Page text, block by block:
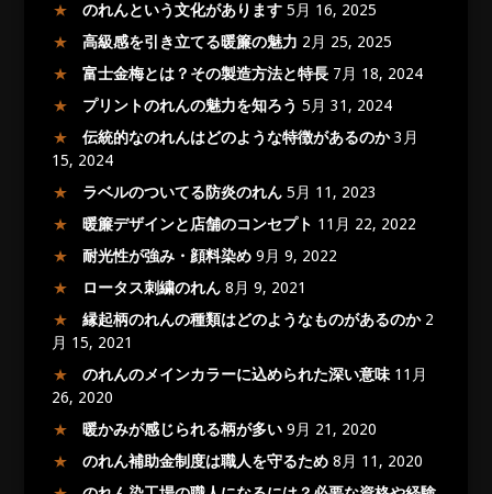
のれんという文化があります 5月 16, 2025
高級感を引き立てる暖簾の魅力 2月 25, 2025
富士金梅とは？その製造方法と特長 7月 18, 2024
プリントのれんの魅力を知ろう 5月 31, 2024
伝統的なのれんはどのような特徴があるのか 3月
15, 2024
ラベルのついてる防炎のれん 5月 11, 2023
暖簾デザインと店舗のコンセプト 11月 22, 2022
耐光性が強み・顔料染め 9月 9, 2022
ロータス刺繍のれん 8月 9, 2021
縁起柄のれんの種類はどのようなものがあるのか 2
月 15, 2021
のれんのメインカラーに込められた深い意味 11月
26, 2020
暖かみが感じられる柄が多い 9月 21, 2020
のれん補助金制度は職人を守るため 8月 11, 2020